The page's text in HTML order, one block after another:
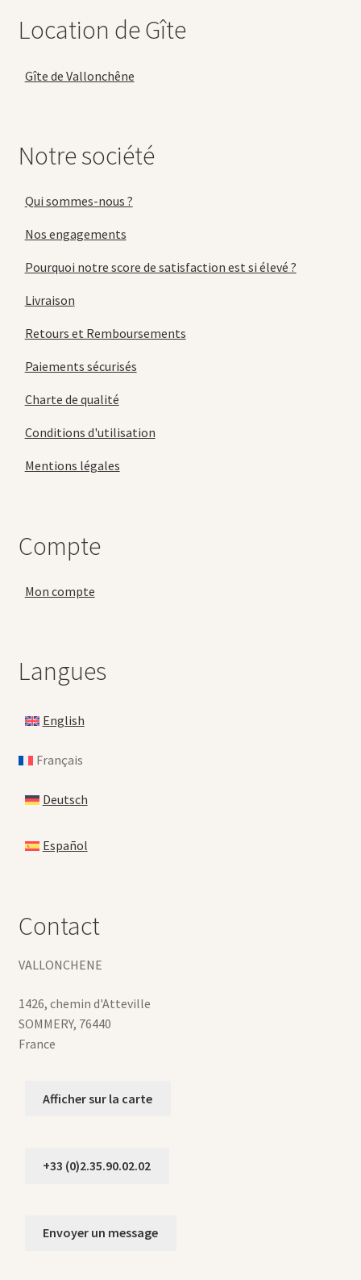
Location de Gîte
Gîte de Vallonchêne
Notre société
Qui sommes-nous ?
Nos engagements
Pourquoi notre score de satisfaction est si élevé ?
Livraison
Retours et Remboursements
Paiements sécurisés
Charte de qualité
Conditions d'utilisation
Mentions légales
Compte
Mon compte
Langues
English
Français
Deutsch
Español
Contact
VALLONCHENE
1426, chemin d'Atteville
SOMMERY, 76440
France
Afficher sur la carte
+33 (0)2.35.90.02.02
Envoyer un message